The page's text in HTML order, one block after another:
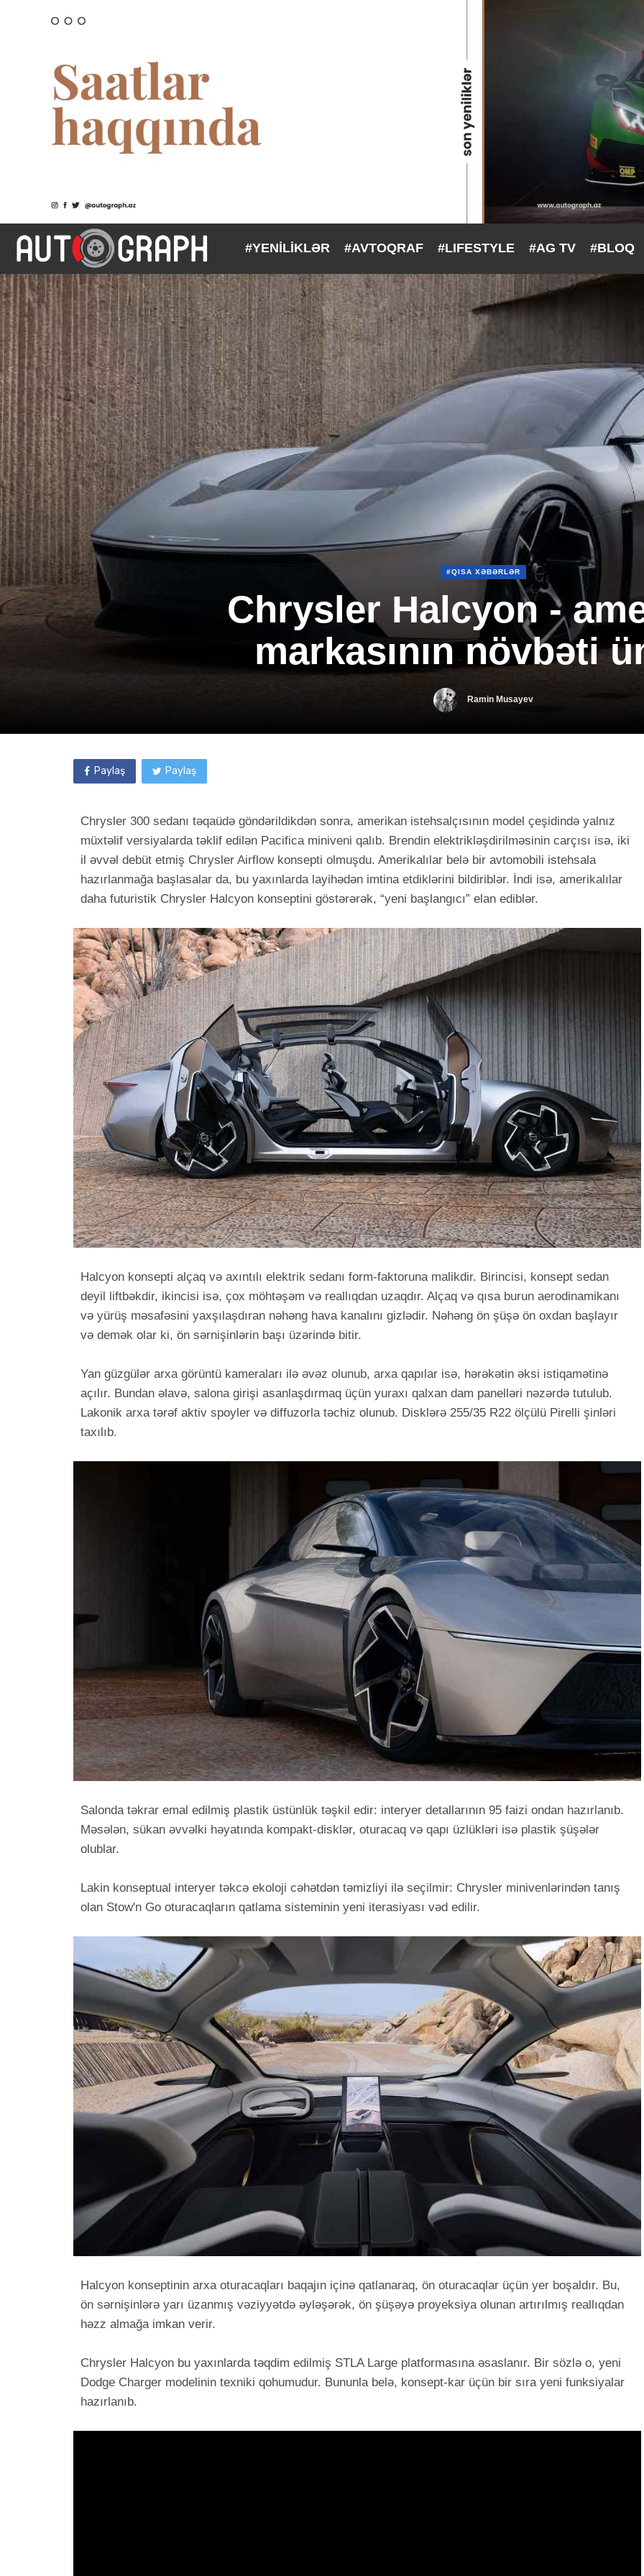
#YENİLİKLƏR #AVTOQRAF #LIFESTYLE #AG TV #BLOQ
#QISA XƏBƏRLƏR
Chrysler Halcyon -
markasının növbəti
Ramin Musayev
Paylaş Paylaş
Chrysler 300 sedanı təqaüdə göndərildikdən sonra, amerikan istehsalçısının model çeşidində yalnız
müxtəlif versiyalarda təklif edilən Pacifica miniveni qalıb. Brendin elektrikləşdirilməsinin carçısı isə, iki
il əvvəl debüt etmiş Chrysler Airflow konsepti olmuşdu. Amerikalılar belə bir avtomobili istehsala
hazırlanmağa başlasalar da, bu yaxınlarda layihədən imtina etdiklərini bildiriblər. İndi isə, amerikalılar
daha futuristik Chrysler Halcyon konseptini göstərərək, “yeni başlangıcı” elan ediblər.
Halcyon konsepti alçaq və axıntılı elektrik sedanı form-faktoruna malikdir. Birincisi, konsept sedan
deyil liftbəkdir, ikincisi isə, çox möhtəşəm və reallıqdan uzaqdır. Alçaq və qısa burun aerodinamikanı
və yürüş məsafəsini yaxşılaşdıran nəhəng hava kanalını gizlədir. Nəhəng ön şüşə ön oxdan başlayır
və demək olar ki, ön sərnişinlərin başı üzərində bitir.
Yan güzgülər arxa görüntü kameraları ilə əvəz olunub, arxa qapılar isə, hərəkətin əksi istiqamətinə
açılır. Bundan əlavə, salona girişi asanlaşdırmaq üçün yuraxı qalxan dam panelləri nəzərdə tutulub.
Lakonik arxa tərəf aktiv spoyler və diffuzorla təchiz olunub. Disklərə 255/35 R22 ölçülü Pirelli şinləri
taxılıb.
Salonda təkrar emal edilmiş plastik üstünlük təşkil edir: interyer detallarının 95 faizi ondan hazırlanıb.
Məsələn, sükan əvvəlki həyatında kompakt-disklər, oturacaq və qapı üzlükləri isə plastik şüşələr
olublar.
Lakin konseptual interyer təkcə ekoloji cəhətdən təmizliyi ilə seçilmir: Chrysler minivenlərindən tanış
olan Stow'n Go oturacaqların qatlama sisteminin yeni iterasiyası vəd edilir.
Halcyon konseptinin arxa oturacaqları baqajın içinə qatlanaraq, ön oturacaqlar üçün yer boşaldır. Bu,
ön sərnişinlərə yarı üzanmış vəziyyətdə əyləşərək, ön şüşəyə proyeksiya olunan artırılmış reallıqdan
həzz almağa imkan verir.
Chrysler Halcyon bu yaxınlarda təqdim edilmiş STLA Large platformasına əsaslanır. Bir sözlə o, yeni
Dodge Charger modelinin texniki qohumudur. Bununla belə, konsept-kar üçün bir sıra yeni funksiyalar
hazırlanıb.